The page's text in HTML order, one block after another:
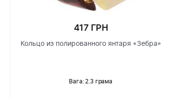
417 ГРН
Кольцо из полированного янтаря «Зебра»
Вага: 2.3 грама